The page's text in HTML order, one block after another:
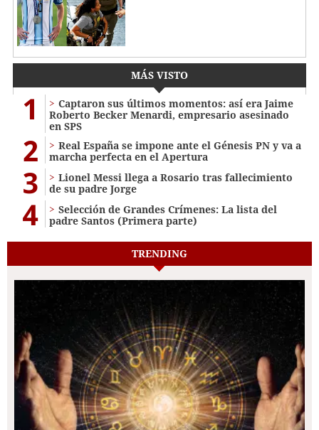
MÁS VISTO
1
Captaron sus últimos momentos: así era Jaime
Roberto Becker Menardi​​​, empresario asesinado
en SPS
2
Real España se impone ante el Génesis PN y va a
marcha perfecta en el Apertura
3
Lionel Messi llega a Rosario tras fallecimiento
de su padre Jorge
4
Selección de Grandes Crímenes: La lista del
padre Santos (Primera parte)
TRENDING